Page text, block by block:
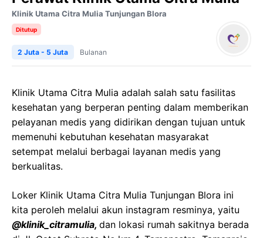
Klinik Utama Citra Mulia Tunjungan Blora
Ditutup
2 Juta - 5 Juta Bulanan
Klinik Utama Citra Mulia adalah salah satu fasilitas
kesehatan yang berperan penting dalam memberikan
pelayanan medis yang didirikan dengan tujuan untuk
memenuhi kebutuhan kesehatan masyarakat
setempat melalui berbagai layanan medis yang
berkualitas.
Loker Klinik Utama Citra Mulia Tunjungan Blora ini
kita peroleh melalui akun instagram resminya, yaitu
@klinik_citramulia, dan lokasi rumah sakitnya berada